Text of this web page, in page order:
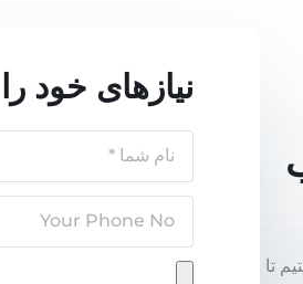
تا
نیازهای خود